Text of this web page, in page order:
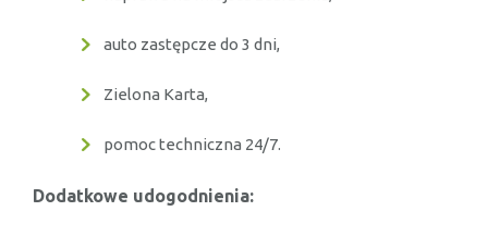
auto zastępcze do 3 dni,
Zielona Karta,
pomoc techniczna 24/7.
Dodatkowe udogodnienia: